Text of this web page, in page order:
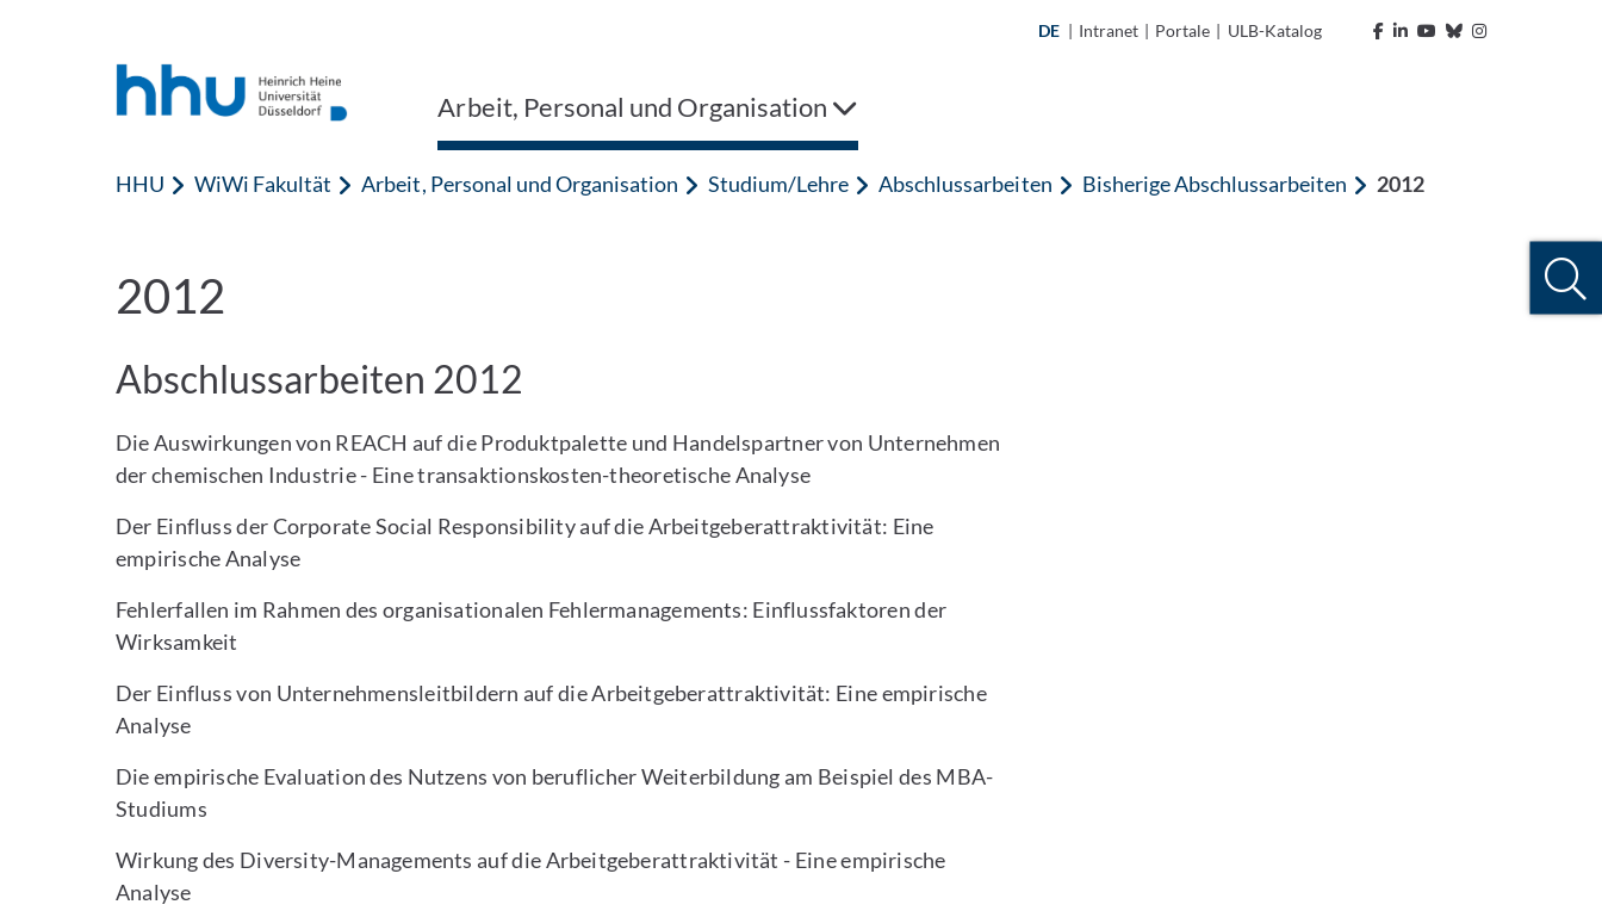
DE | Intranet | Portale | ULB-Katalog
Arbeit, Personal und Organisation
HHU WiWi Fakultät Arbeit, Personal und Organisation Studium/Lehre Abschlussarbeiten Bisherige Abschlussarbeiten 2012
2012
Abschlussarbeiten 2012
Die Auswirkungen von REACH auf die Produktpalette und Handelspartner von Unternehmen
der chemischen Industrie - Eine transaktionskosten-theoretische Analyse
Der Einfluss der Corporate Social Responsibility auf die Arbeitgeberattraktivität: Eine
empirische Analyse
Fehlerfallen im Rahmen des organisationalen Fehlermanagements: Einflussfaktoren der
Wirksamkeit
Der Einfluss von Unternehmensleitbildern auf die Arbeitgeberattraktivität: Eine empirische
Analyse
Die empirische Evaluation des Nutzens von beruflicher Weiterbildung am Beispiel des MBA-
Studiums
Wirkung des Diversity-Managements auf die Arbeitgeberattraktivität - Eine empirische
Analyse